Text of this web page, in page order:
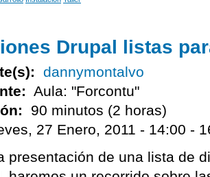
Drupal listas
dannymontalvo
Aula: "Forcontu"
90 minutos (2 horas)
27 Enero, 2011 - 14:00 -
presentación de una lista de